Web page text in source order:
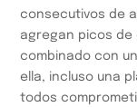
consecutivos de
agregan picos de
combinado con
ella, incluso una
todos